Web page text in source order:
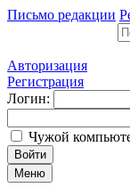
Письмо редакции
Авторизация
Регистрация
Логин:
Чужой
Войти
Меню